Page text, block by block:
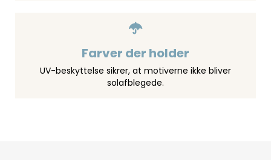
Farver der holder
UV-beskyttelse sikrer, at motiverne ikke bliver
solafblegede.